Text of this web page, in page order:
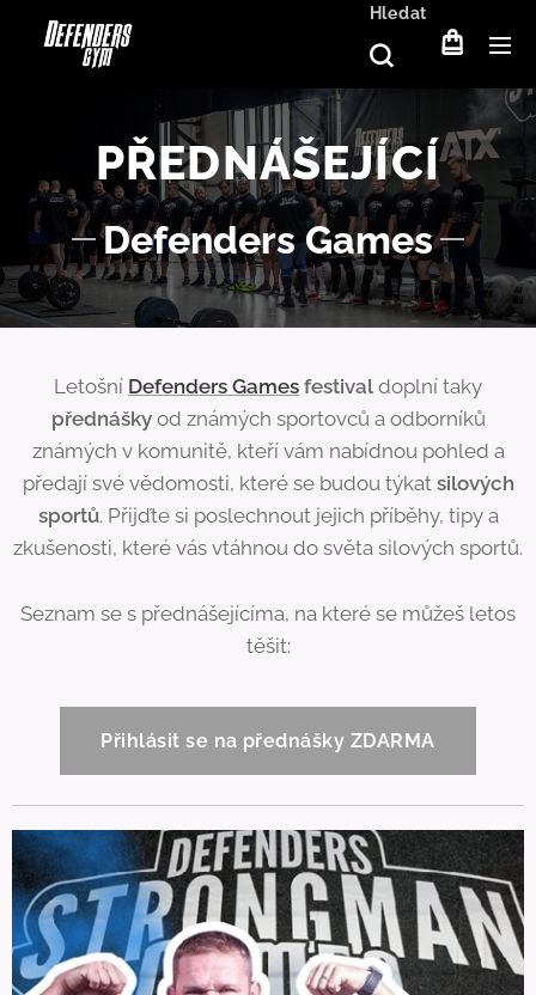
Hledat
PŘEDNÁŠEJÍCÍ
Defenders Games
Letošní Defenders Games festival doplní taky
přednášky od známých sportovců a odborníků
známých v komunitě, kteří vám nabídnou pohled a
předají své vědomosti, které se budou týkat silových
sportů. Přijďte si poslechnout jejich příběhy, tipy a
zkušenosti, které vás vtáhnou do světa silových sportů.
Seznam se s přednášejícíma, na které se můžeš letos
těšit:
Přihlásit se na přednášky ZDARMA